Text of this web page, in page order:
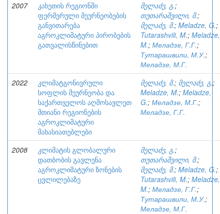
2007
კახეთის რეგიონში
ფერმერული მეურნეობების
განვითარება
აგროკლიმატური პირობების
გათვალისწინებით
მელაძე, გ.;
თუთარაშვილი, მ.;
მელაძე, მ.; Meladze, G.;
Tutarashvili, M.; Meladze,
M.; Меладзе, Г.Г.;
Тутарашвили, М.У.;
Меладзе, М.Г.
2022
კლიმატგონივრული
სოფლის მეურნეობა და
საქართველოს აღმოსავლეთ
მთიანი რეგიონების
აგროკლიმატური
მახასიათებლები
მელაძე, მ.; მელაძე, გ.;
Meladze, M.; Meladze,
G.; Меладзе, М.Г.;
Меладзе, Г.Г.
2008
კლიმატის გლობალური
დათბობის გავლენა
აგროკლიმატური ზონების
ცვლილებაზე
მელაძე, გ.;
თუთარაშვილი, მ.;
მელაძე, მ.; Meladze, G.;
Tutarashvili, M.; Meladze,
M.; Меладзе, Г.Г.;
Тутарашвили, М.У.;
Меладзе, М.Г.